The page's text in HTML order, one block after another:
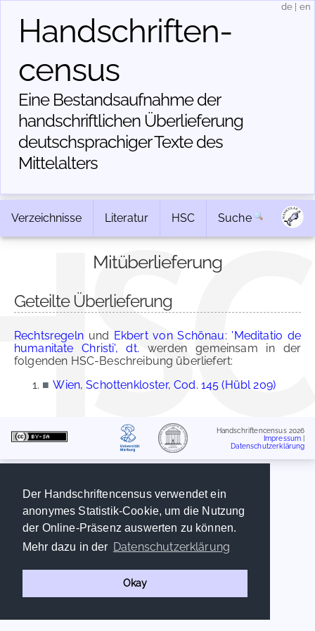
Der Handschriftencensus verwendet ein
anonymes Statistik-Cookie, um die Nutzung
der Online-Präsenz auswerten zu können.
Mehr dazu in der Datenschutzerklärung
Okay
Handschriften­
census
Eine Bestandsaufnahme der
handschriftlichen Über­lieferung
deutschsprachiger Texte des
Mittelalters
de en
Verzeichnisse Literatur HSC Suche
Mitüberlieferung
Geteilte Überlieferung
Rechtsregelnund Ekbert von Schönau: 'Meditatio de
humanitate Christi', dt. werden gemeinsam in der
folgenden HSC-Beschreibung überliefert:
■ Wien, Schottenkloster, Cod. 145 (Hübl 209)
Handschriftencensus 2026
Impressum
Datenschutzerklärung